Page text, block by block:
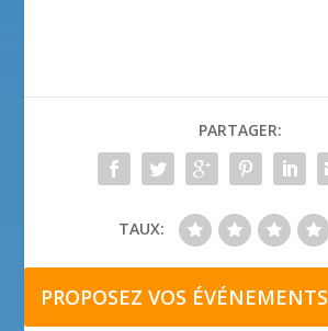
PARTAGER:
TAUX:
PROPOSEZ VOS ÉVÉNEMENTS